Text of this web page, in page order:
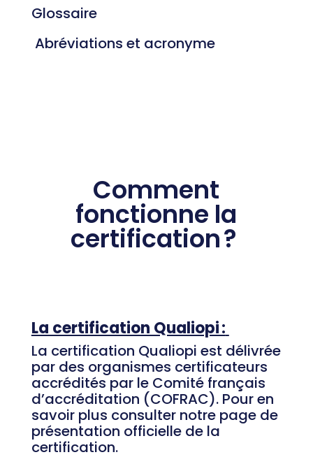
Glossaire
Abréviations et acronyme
Comment
fonctionne la
certification ?
La certification Qualiopi :
La certification Qualiopi est délivrée
par des organismes certificateurs
accrédités par le Comité français
d’accréditation (COFRAC). Pour en
savoir plus consulter notre page de
présentation officielle de la
certification.